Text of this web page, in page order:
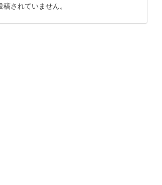
されていません。